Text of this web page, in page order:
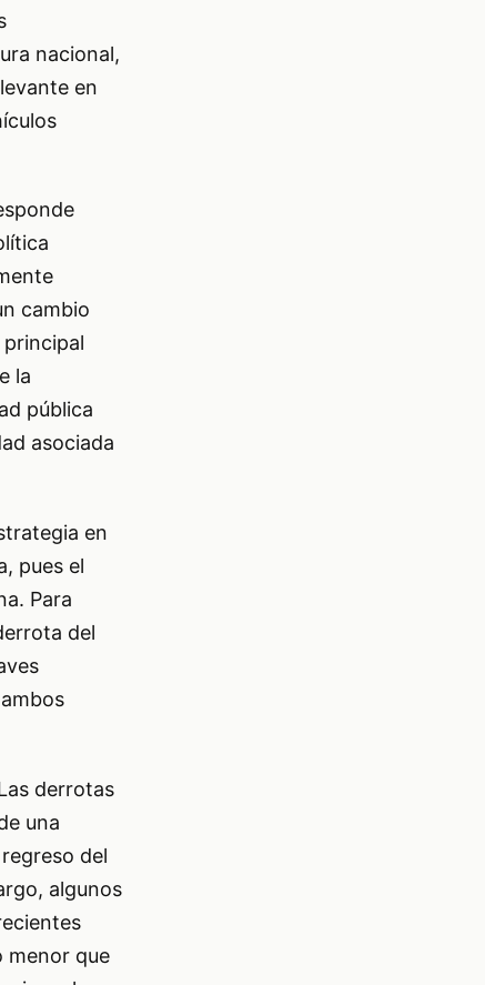
nacional,
en
cambio
la
pública
asociada
en
pues el
Para
del
derrotas
una
del
algunos
menor que